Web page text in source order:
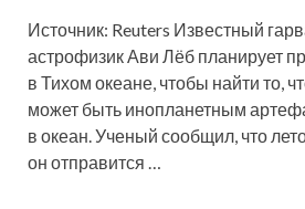
Источник: Reuters Известный
астрофизик Ави Лёб планирует
в Тихом океане, чтобы найти то,
может быть инопланетным
в океан. Ученый сообщил, что
он отправится …